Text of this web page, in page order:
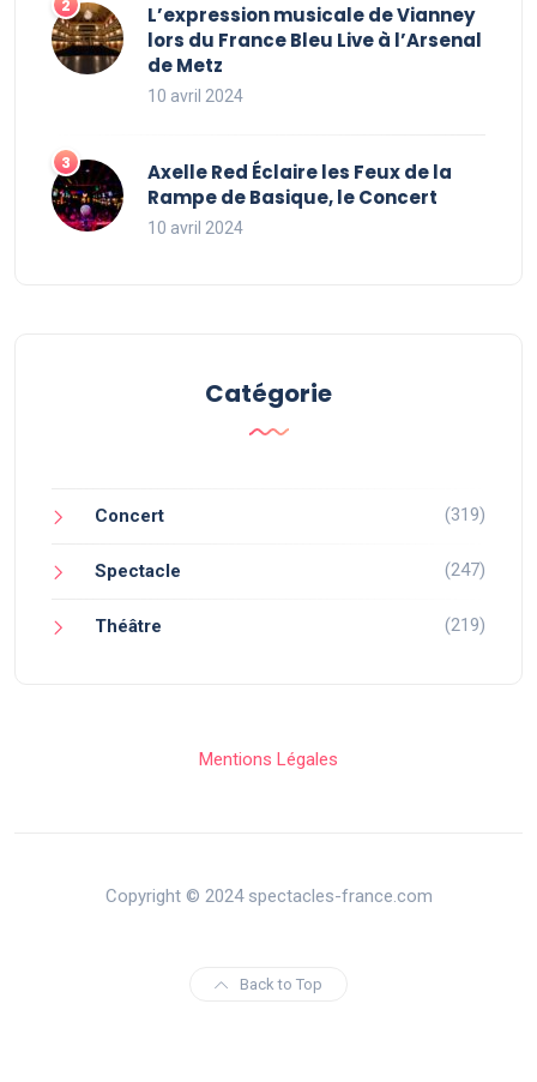
L’expression musicale de Vianney
lors du France Bleu Live à l’Arsenal
de Metz
10 avril 2024
Axelle Red Éclaire les Feux de la
Rampe de Basique, le Concert
10 avril 2024
Catégorie
Concert (319)
Spectacle (247)
Théâtre (219)
Mentions Légales
Copyright © 2024 spectacles-france.com
Back to Top